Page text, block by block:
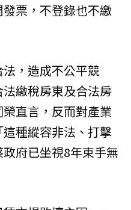
票，不登錄也不繳
，造成不公平競
繳稅房東及合法房
直言，反而對產業
種縱容非法、打擊
府已坐視8年束手無